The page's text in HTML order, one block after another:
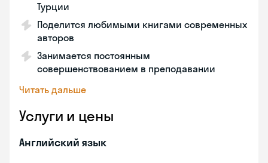
Турции
Поделится любимыми книгами современных
авторов
Занимается постоянным
совершенствованием в преподавании
Читать дальше
Услуги и цены
Английский язык